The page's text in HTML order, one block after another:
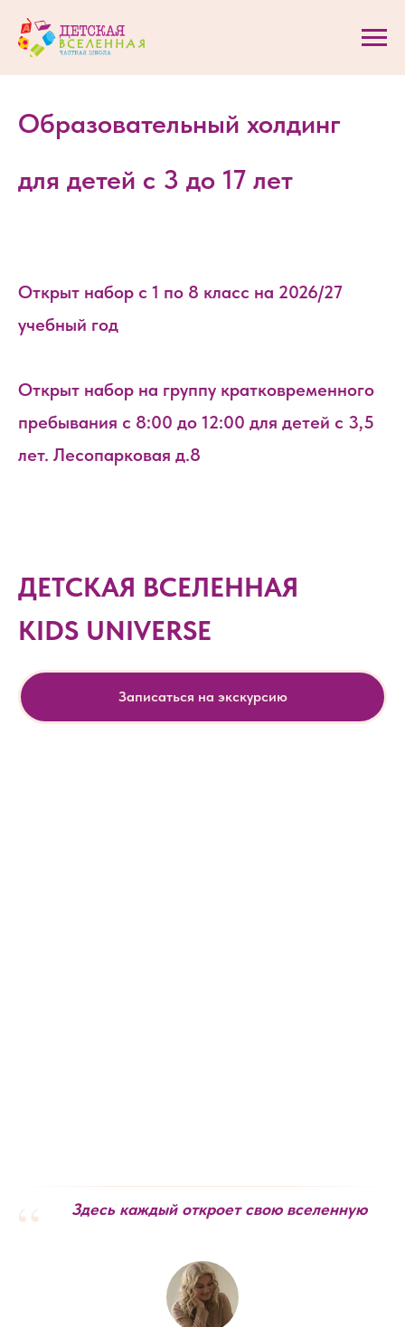
Образовательный холдинг
для детей с 3 до 17 лет
Открыт набор с 1 по 8 класс на 2026/27
учебный год
Открыт набор на группу кратковременного
пребывания с 8:00 до 12:00 для детей с 3,5
лет. Лесопарковая д.8
ДЕТСКАЯ ВСЕЛЕННАЯ
KIDS UNIVERSE
Записаться на экскурсию
“ Здесь каждый откроет свою вселенную